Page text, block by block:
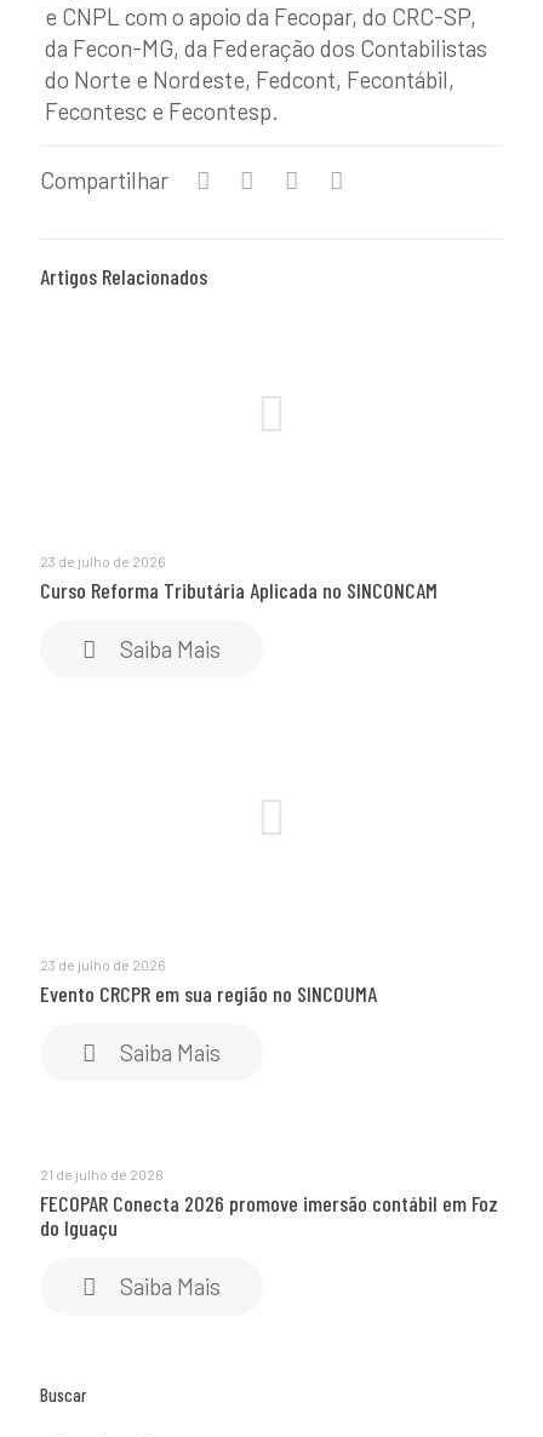
e CNPL com o apoio da Fecopar, do CRC-SP,
da Fecon-MG, da Federação dos Contabilistas
do Norte e Nordeste, Fedcont, Fecontábil,
Fecontesc e Fecontesp.
Compartilhar
Artigos Relacionados
23 de julho de 2026
Curso Reforma Tributária Aplicada no SINCONCAM
Saiba Mais
23 de julho de 2026
Evento CRCPR em sua região no SINCOUMA
Saiba Mais
21 de julho de 2026
FECOPAR Conecta 2026 promove imersão contábil em Foz
do Iguaçu
Saiba Mais
Buscar